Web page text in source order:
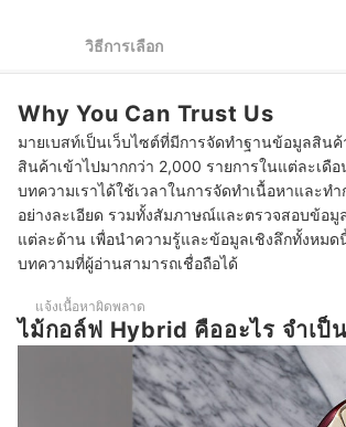
4
เลือกขนาดหัวไม้ (Clubhead) ใหญ่และแบนสำ
ลักษณะการเล่นของตัวเองเป็นหลัก สำหรับระดับ
5 เลือกวัสดุก้านกราไฟรต์ เพราะน้ำหนักเบา ยืดห
10 ไม้กอล์ฟ Hybrid ยี่ห้อไหนดี ไม้ไฮบริด น้ำหนักเบา
บทความที่เกี่ยวข้องกับไม้กอล์ฟ Hybrid
วิธีการเลือก
Why You Can Trust Us
มายเบสท์เป็นเว็บไซต์ที่มีการจัดทำฐานข้อมูลสิน
สินค้าเข้าไปมากกว่า 2,000 รายการในแต่ละเดื
บทความเราได้ใช้เวลาในการจัดทำเนื้อหาและท
อย่างละเอียด รวมทั้งสัมภาษณ์และตรวจสอบข้อ
แต่ละด้าน เพื่อนำความรู้และข้อมูลเชิงลึกทั้งหมด
บทความที่ผู้อ่านสามารถเชื่อถือได้
แจ้งเนื้อหาผิดพลาด
ไม้กอล์ฟ Hybrid คืออะไร จำเป็